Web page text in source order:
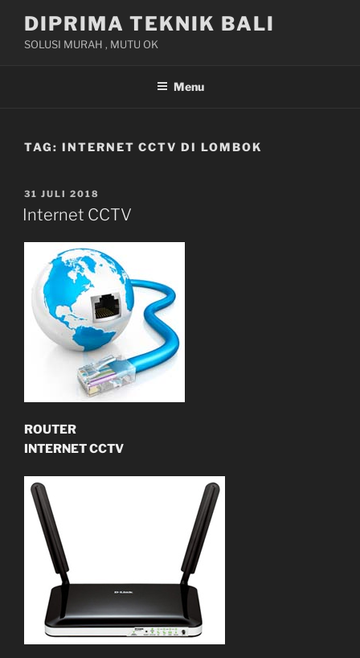
content
DIPRIMA TEKNIK BALI
SOLUSI MURAH , MUTU OK
Menu
TAG: INTERNET CCTV DI LOMBOK
POSTED
ON
31 JULI 2018
Internet CCTV
ROUTER
INTERNET CCTV